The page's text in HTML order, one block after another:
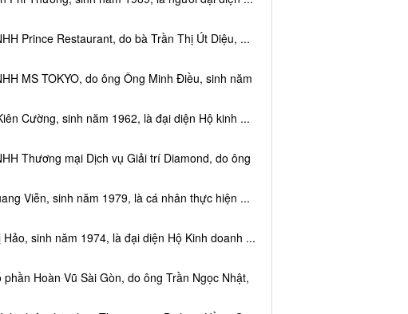
Prince Restaurant, do bà Trần Thị Út Diệu, ...
MS TOKYO, do ông Ông Minh Điều, sinh năm
Cường, sinh năm 1962, là đại diện Hộ kinh ...
Thương mại Dịch vụ Giải trí Diamond, do ông
Viễn, sinh năm 1979, là cá nhân thực hiện ...
sinh năm 1974, là đại diện Hộ Kinh doanh ...
Hoàn Vũ Sài Gòn, do ông Trần Ngọc Nhật,